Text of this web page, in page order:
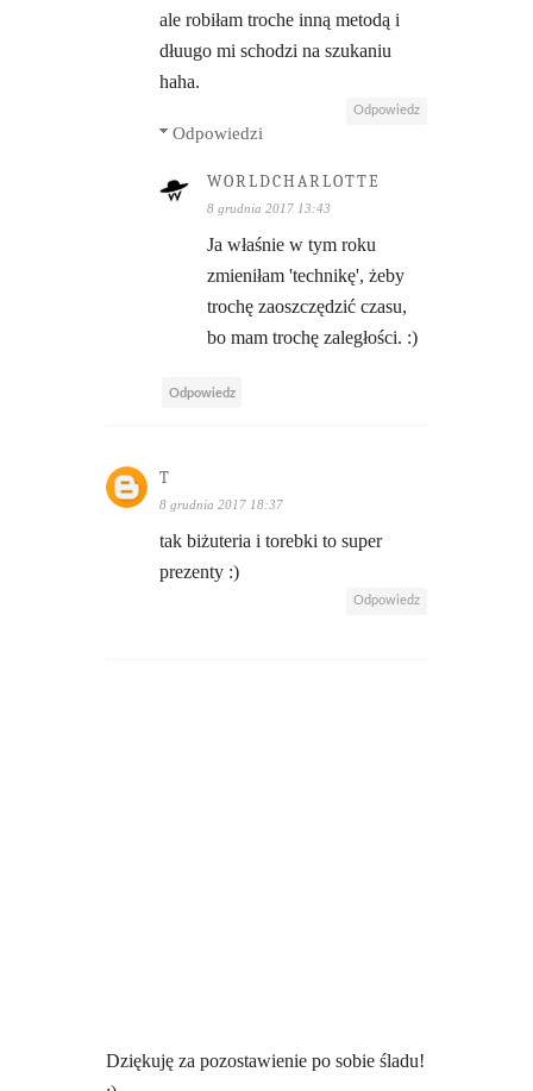
ale robiłam troche inną metodą i
dłuugo mi schodzi na szukaniu
haha.
Odpowiedz
Odpowiedzi
WORLDCHARLOTTE
8 grudnia 2017 13:43
Ja właśnie w tym roku
zmieniłam 'technikę', żeby
trochę zaoszczędzić czasu,
bo mam trochę zaległości. :)
Odpowiedz
T
8 grudnia 2017 18:37
tak biżuteria i torebki to super
prezenty :)
Odpowiedz
Dziękuję za pozostawienie po sobie śladu!